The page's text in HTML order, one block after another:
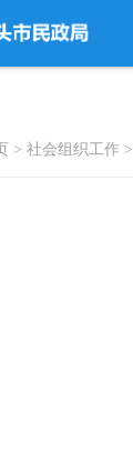
> 社会组织工作 >